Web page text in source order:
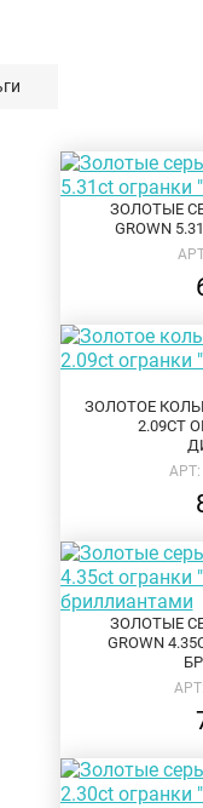
ЗОЛОТЫЕ
GROWN
ЗОЛОТОЕ
2.09CT
АРТ:
ЗОЛОТЫЕ
GROWN